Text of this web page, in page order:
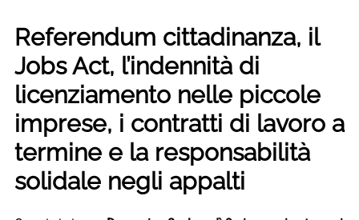
Referendum cittadinanza, il
Jobs Act, l’indennità di
licenziamento nelle piccole
imprese, i contratti di lavoro a
termine e la responsabilità
solidale negli appalti